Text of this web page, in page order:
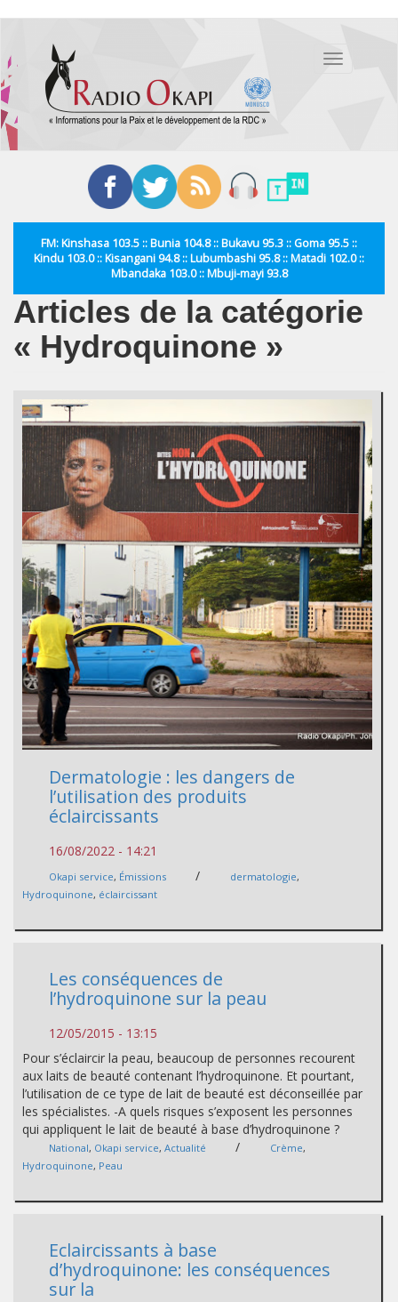
contenu
principal
Toggle
FM: Kinshasa 103.5 :: Bunia 104.8 :: Bukavu 95.3 :: Goma 95.5 ::
Kindu 103.0 :: Kisangani 94.8 :: Lubumbashi 95.8 :: Matadi 102.0 ::
Mbandaka 103.0 :: Mbuji-mayi 93.8
Articles de la catégorie
« Hydroquinone »
Dermatologie : les dangers de
l’utilisation des produits
éclaircissants
16/08/2022 - 14:21
Okapi service, Émissions / dermatologie,
Hydroquinone, éclaircissant
Les conséquences de
l’hydroquinone sur la peau
12/05/2015 - 13:15
Pour s’éclaircir la peau, beaucoup de personnes recourent
aux laits de beauté contenant l’hydroquinone. Et pourtant,
l’utilisation de ce type de lait de beauté est déconseillée par
les spécialistes. -A quels risques s’exposent les personnes
qui appliquent le lait de beauté à base d’hydroquinone ?
National, Okapi service, Actualité / Crème,
Hydroquinone, Peau
Eclaircissants à base
d’hydroquinone: les conséquences
sur la